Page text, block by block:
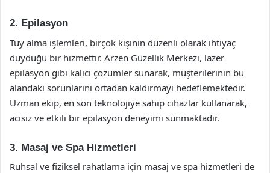
2. Epilasyon
Tüy alma işlemleri, birçok kişinin düzenli olarak ihtiyaç
duyduğu bir hizmettir. Arzen Güzellik Merkezi, lazer
epilasyon gibi kalıcı çözümler sunarak, müşterilerinin bu
alandaki sorunlarını ortadan kaldırmayı hedeflemektedir.
Uzman ekip, en son teknolojiye sahip cihazlar kullanarak,
acısız ve etkili bir epilasyon deneyimi sunmaktadır.
3. Masaj ve Spa Hizmetleri
Ruhsal ve fiziksel rahatlama için masaj ve spa hizmetleri de